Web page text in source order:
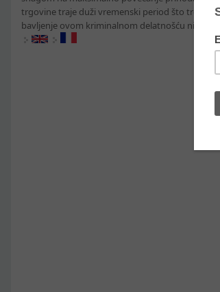
trgovine traje duži vremenski period što
bavljenje ovom kriminalnom delatnošću nije